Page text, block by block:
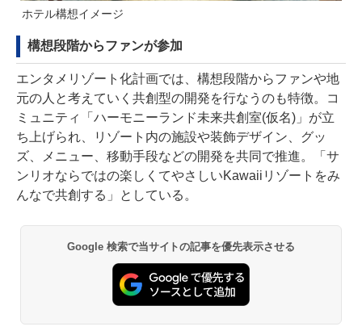
ホテル構想イメージ
構想段階からファンが参加
エンタメリゾート化計画では、構想段階からファンや地
元の人と考えていく共創型の開発を行なうのも特徴。コ
ミュニティ「ハーモニーランド未来共創室(仮名)」が立
ち上げられ、リゾート内の施設や装飾デザイン、グッ
ズ、メニュー、移動手段などの開発を共同で推進。「サ
ンリオならではの楽しくてやさしいKawaiiリゾートをみ
んなで共創する」としている。
Google 検索で当サイトの記事を優先表示させる